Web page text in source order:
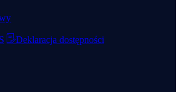
Deklaracja dostępności